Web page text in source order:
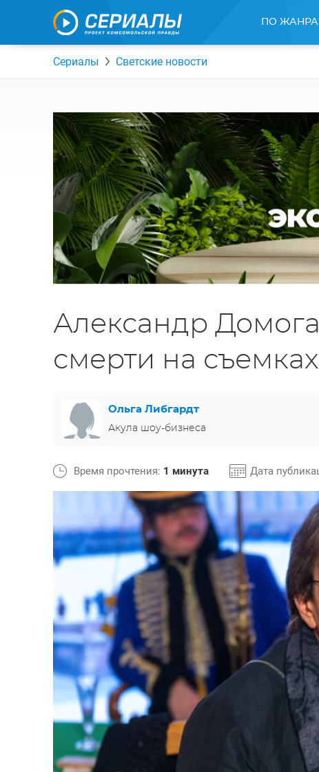
ПО
Сериалы Светские новости
Александр
смерти на съемках
Ольга Либгардт
Акула шоу-бизнеса
Время прочтения: 1 минута Дата